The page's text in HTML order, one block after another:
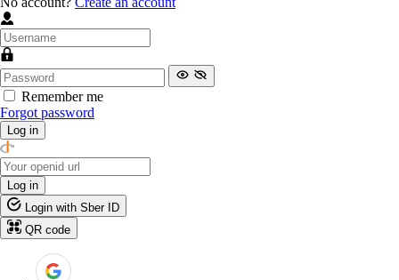
Remember me
Forgot password
Log in
Log in
Login with Sber ID
QR code